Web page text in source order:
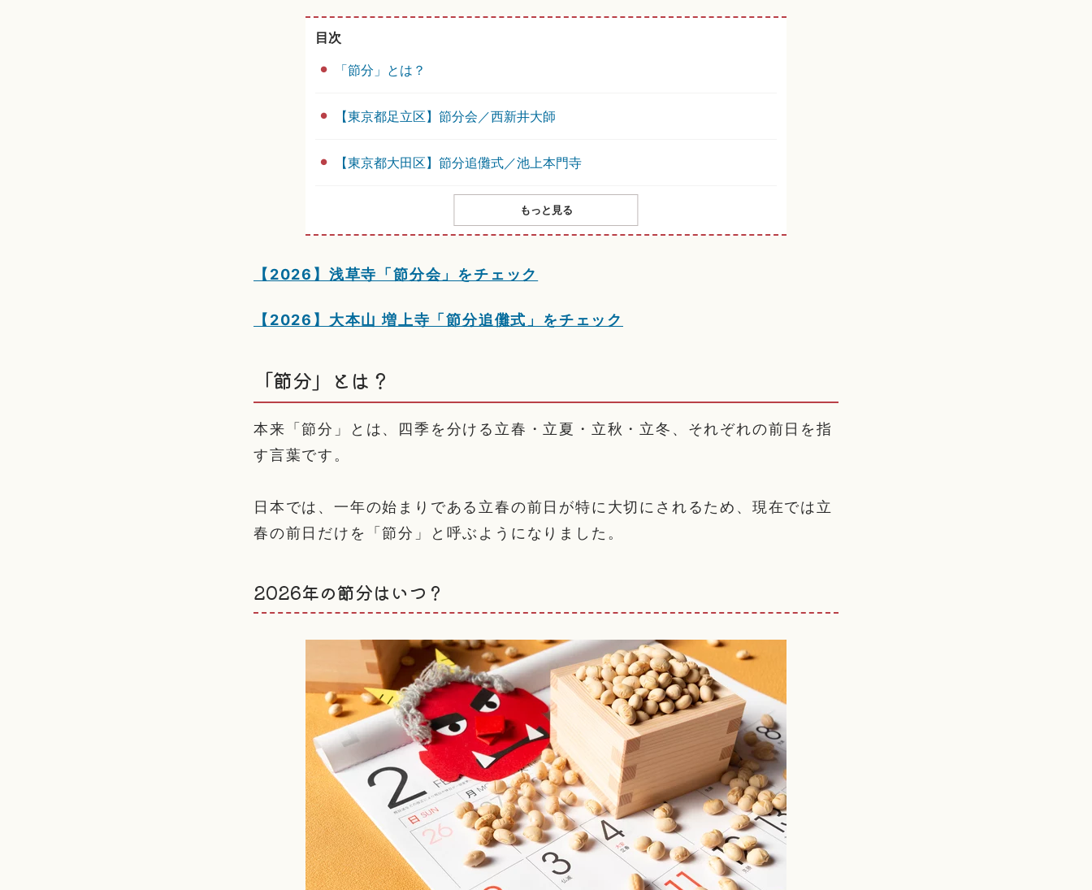
目次
「節分」とは？
【東京都足立区】節分会／西新井大師
【東京都大田区】節分追儺式／池上本門寺
もっと見る
【2026】浅草寺「節分会」をチェック
【2026】大本山 増上寺「節分追儺式」をチェック
「節分」とは？
本来「節分」とは、四季を分ける立春・立夏・立秋・立冬、それぞれの前日を指
す言葉です。
日本では、一年の始まりである立春の前日が特に大切にされるため、現在では立
春の前日だけを「節分」と呼ぶようになりました。
2026年の節分はいつ？